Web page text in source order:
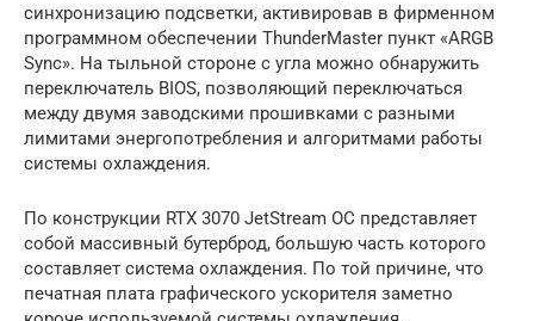
синхронизацию подсветки, активировав в фирменном
программном обеспечении ThunderMaster пункт «ARGB
Sync». На тыльной стороне с угла можно обнаружить
переключатель BIOS, позволяющий переключаться
между двумя заводскими прошивками с разными
лимитами энергопотребления и алгоритмами работы
системы охлаждения.
По конструкции RTX 3070 JetStream OC представляет
собой массивный бутерброд, большую часть которого
составляет система охлаждения. По той причине, что
печатная плата графического ускорителя заметно